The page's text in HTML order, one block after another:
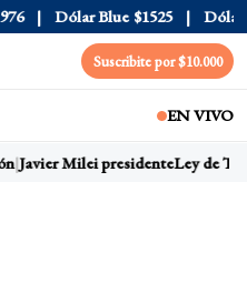
Dólar Blue $1525 Dólar CCL
Suscribite por $10.000
EN VIVO
Javier Milei presidenteLey de